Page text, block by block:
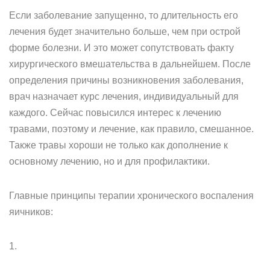
Если заболевание запущенно, то длительность его
лечения будет значительно больше, чем при острой
форме болезни. И это может сопутствовать факту
хирургического вмешательства в дальнейшем. После
определения причины возникновения заболевания,
врач назначает курс лечения, индивидуальный для
каждого. Сейчас повысился интерес к лечению
травами, поэтому и лечение, как правило, смешанное.
Также травы хороши не только как дополнение к
основному лечению, но и для профилактики.
Главные принципы терапии хронического воспаления
яичников:
1.